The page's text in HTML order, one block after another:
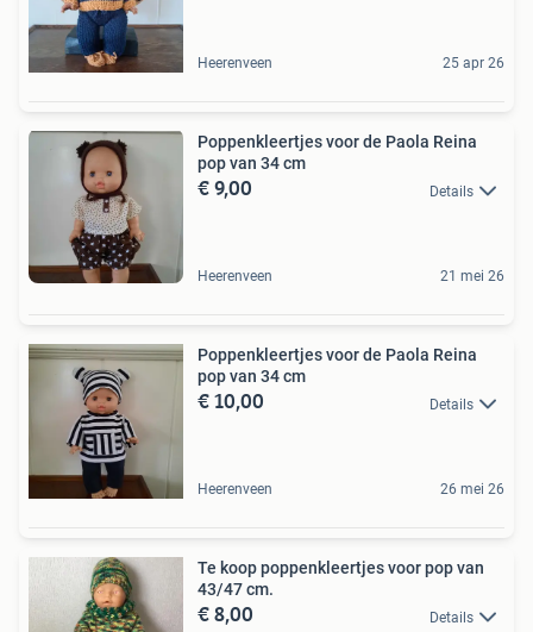
Heerenveen 25 apr 26
Poppenkleertjes voor de Paola Reina
pop van 34 cm
€ 9,00 Details
Heerenveen 21 mei 26
Poppenkleertjes voor de Paola Reina
pop van 34 cm
€ 10,00 Details
Heerenveen 26 mei 26
Te koop poppenkleertjes voor pop van
43/47 cm.
€ 8,00 Details